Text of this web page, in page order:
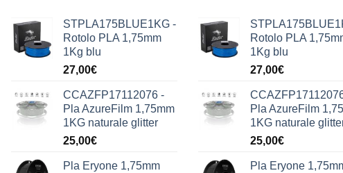
STPLA175BLUE1KG -
Rotolo PLA 1,75mm
1Kg blu
27,00€
CCAZFP17112076 -
Pla AzureFilm 1,75mm
1KG naturale glitter
25,00€
Pla Eryone 1,75mm
Rotolo PLA
1Kg blu
27,00€
Pla AzureFilm
1KG naturale
25,00€
Pla Eryone